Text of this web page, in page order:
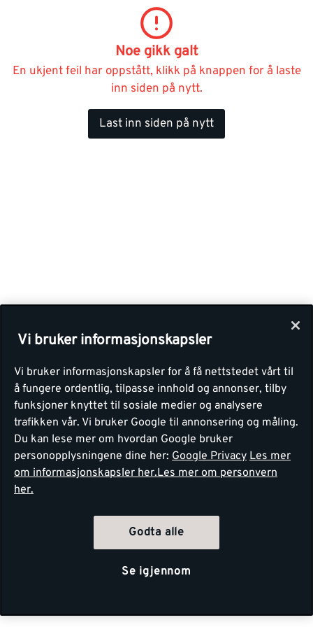
Noe gikk galt
En ukjent feil har oppstått, klikk på knappen for å laste
inn siden på nytt.
Last inn siden på nytt
Vi bruker informasjonskapsler
Vi bruker informasjonskapsler for å få nettstedet vårt til
å fungere ordentlig, tilpasse innhold og annonser, tilby
funksjoner knyttet til sosiale medier og analysere
trafikken vår. Vi bruker Google til annonsering og måling.
Du kan lese mer om hvordan Google bruker
personopplysningene dine her: Google Privacy Les mer
om informasjonskapsler her.Les mer om personvern
her.
Godta alle
Se igjennom